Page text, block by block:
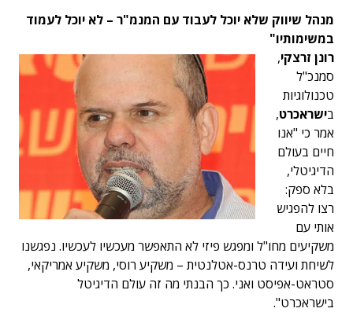
מנהל שיווק שלא יוכל לעבוד עם המנמ"ר – לא יוכל לעמוד
במשימותיו"
רונן זרצקי,
סמנכ"ל
טכנולוגיות
בישראכרט,
אמר כי "אנו
חיים בעולם
הדיגיטלי,
בלא ספק:
רצו להפגיש
אותי עם
משקיעים מחו"ל ומפגש פיזי לא התאפשר מעכשיו לעכשיו. נפגשנו
לשיחת ועידה טרנס-אטלנטית – משקיע רוסי, משקיע אמריקאי,
סטראט-אפיסט ואני. כך הבנתי מה זה עולם הדיגיטל
בישראכרט".